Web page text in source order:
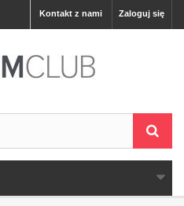
Zaloguj się
Kontakt z nami